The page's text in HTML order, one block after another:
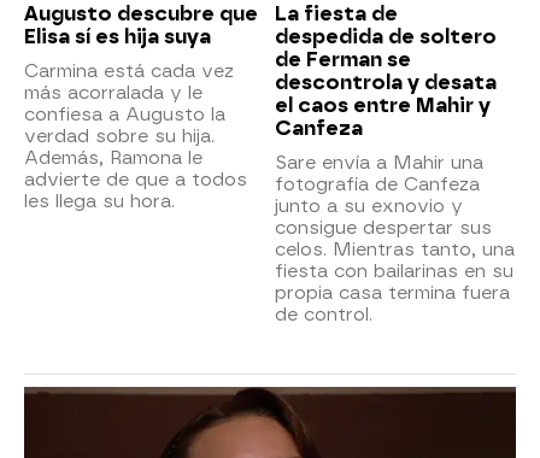
Augusto descubre que
Elisa sí es hija suya
Carmina está cada vez
más acorralada y le
confiesa a Augusto la
verdad sobre su hija.
Además, Ramona le
advierte de que a todos
les llega su hora.
La fiesta de
despedida de soltero
de Ferman se
descontrola y desata
el caos entre Mahir y
Canfeza
Sare envía a Mahir una
fotografía de Canfeza
junto a su exnovio y
consigue despertar sus
celos. Mientras tanto, una
fiesta con bailarinas en su
propia casa termina fuera
de control.